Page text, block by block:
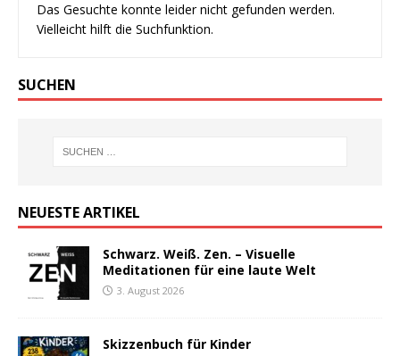
Das Gesuchte konnte leider nicht gefunden werden.
Vielleicht hilft die Suchfunktion.
SUCHEN
NEUESTE ARTIKEL
Schwarz. Weiß. Zen. – Visuelle
Meditationen für eine laute Welt
3. August 2026
Skizzenbuch für Kinder